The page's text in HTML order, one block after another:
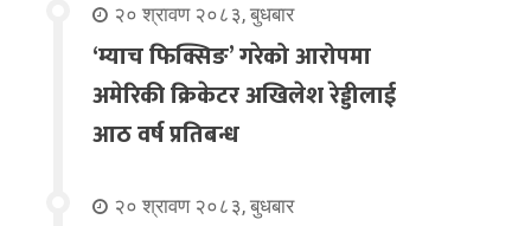
२० श्रावण २०८३, बुधबार
‘म्याच फिक्सिङ’ गरेको आरोपमा
अमेरिकी क्रिकेटर अखिलेश रेड्डीलाई
आठ वर्ष प्रतिबन्ध
२० श्रावण २०८३, बुधबार